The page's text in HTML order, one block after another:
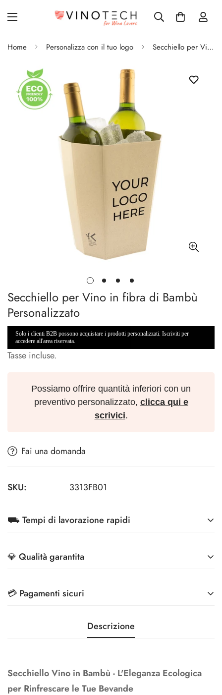
Home Personalizza con il tuo logo Secchiello per Vino in fibra di Bambù Personalizzato
Secchiello per Vino in fibra di Bambù
Personalizzato
Solo i clienti B2B possono acquistare i prodotti personalizzati. Iscriviti per
accedere all'area riservata.
Tasse incluse.
Possiamo offrire quantità inferiori con un
preventivo personalizzato, clicca qui e
scrivici.
Fai una domanda
SKU: 3313FB01
⛟ Tempi di lavorazione rapidi
💎 Qualità garantita
💳 Pagamenti sicuri
Effettua i pagamenti in totale sicurezza, grazie ai
metodi di pagamento più sicuri sul mercato
Descrizione
Secchiello Vino in Bambù - L'Eleganza Ecologica
per Rinfrescare le Tue Bevande